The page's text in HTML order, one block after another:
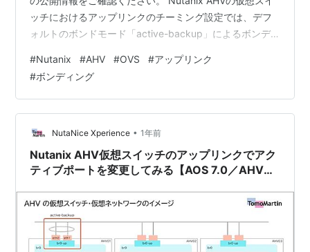
ッチにおけるアップリンクのチーミング設定では、デフ
ォルトのボンドモード「active-backup」によるボンデ
「active-backup」のアップリンクで、どの物理ポート
を優先的に「アクティブ」にするかを設定してみます。
目次 目次 1.今回の環境 2. ボンディングの状態確認 3. ア
ップリンクのボンディングで優先ポートを設定 4. 優先ポ
ートの設定を削除する方法 1…
#Nutanix #AHV #OVS #アップリンク
#ボンディング
NutaNice Xperience • 1年前
Nutanix AHV仮想スイッチのアップリンクでアク
ティブポートを変更してみる【AOS 7.0／AHV